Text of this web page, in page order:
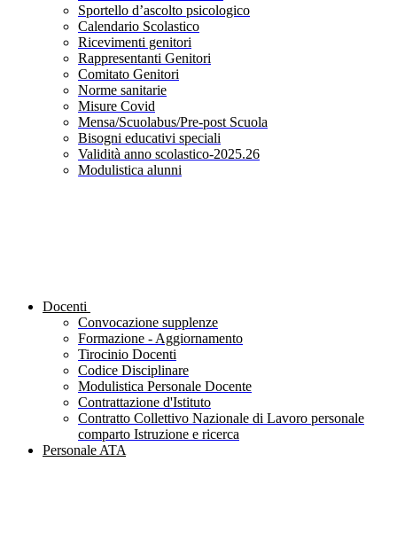
Sportello d’ascolto psicologico
Calendario Scolastico
Ricevimenti genitori
Rappresentanti Genitori
Comitato Genitori
Norme sanitarie
Misure Covid
Mensa/Scuolabus/Pre-post Scuola
Bisogni educativi speciali
Validità anno scolastico-2025.26
Modulistica alunni
Docenti
Convocazione supplenze
Formazione - Aggiornamento
Tirocinio Docenti
Codice Disciplinare
Modulistica Personale Docente
Contrattazione d'Istituto
Contratto Collettivo Nazionale di Lavoro personale
comparto Istruzione e ricerca
Personale ATA